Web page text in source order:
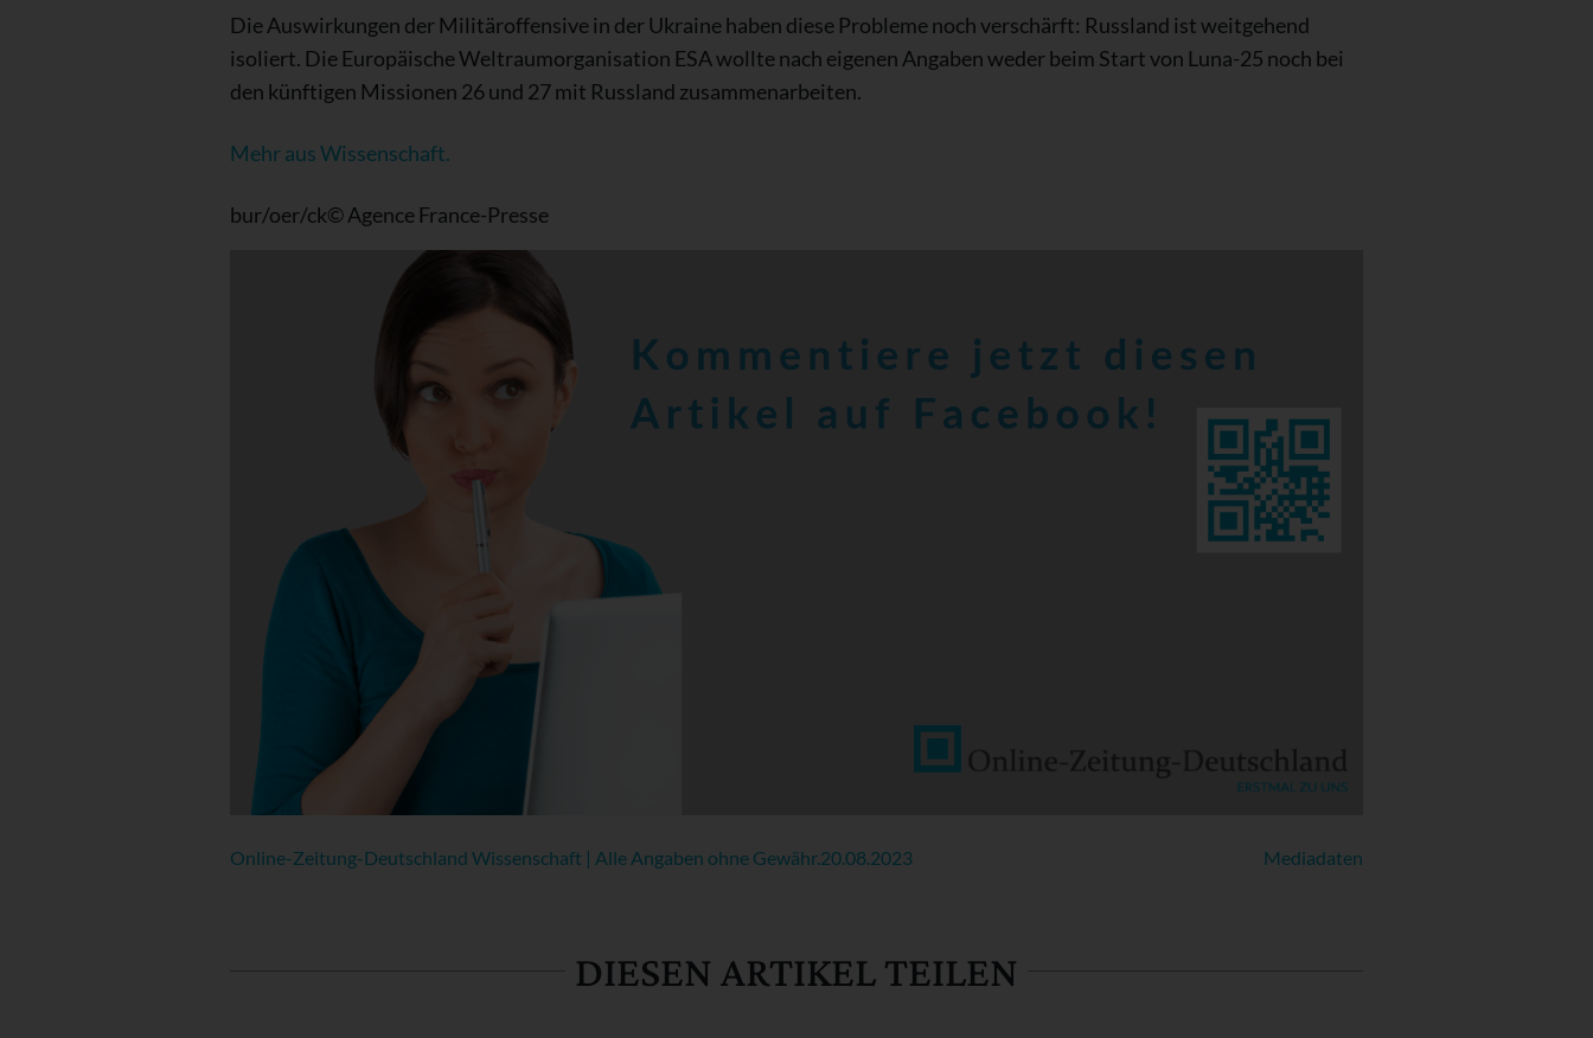
Die Auswirkungen der Militäroffensive in der Ukraine haben diese Probleme noch verschärft: Russland ist weitgehend
isoliert. Die Europäische Weltraumorganisation ESA wollte nach eigenen Angaben weder beim Start von Luna-25 noch bei
den künftigen Missionen 26 und 27 mit Russland zusammenarbeiten.
Mehr aus Wissenschaft.
bur/oer/ck© Agence France-Presse
Online-Zeitung-Deutschland Wissenschaft | Alle Angaben ohne Gewähr.20.08.2023 Mediadaten
DIESEN ARTIKEL TEILEN